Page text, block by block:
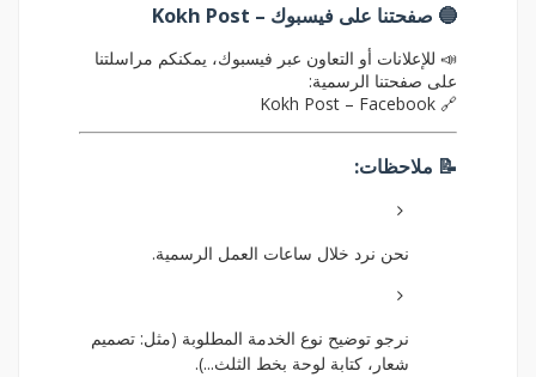
🔵 صفحتنا على فيسبوك – Kokh Post
📣 للإعلانات أو التعاون عبر فيسبوك، يمكنكم مراسلتنا
على صفحتنا الرسمية:
Kokh Post – Facebook
📝 ملاحظات:
نحن نرد خلال ساعات العمل الرسمية.
نرجو توضيح نوع الخدمة المطلوبة (مثل: تصميم
شعار، كتابة لوحة بخط الثلث...).